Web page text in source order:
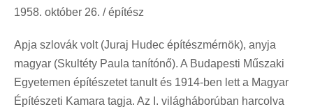
1958. október 26. / építész
Apja szlovák volt (Juraj Hudec építészmérnök), anyja
magyar (Skultéty Paula tanítónő). A Budapesti Műszaki
Egyetemen építészetet tanult és 1914-ben lett a Magyar
Építészeti Kamara tagja. Az I. világháborúban harcolva